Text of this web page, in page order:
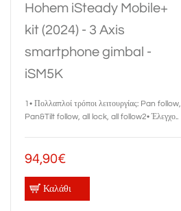
Hohem iSteady Mobile+
kit (2024) - 3 Axis
smartphone gimbal -
iSM5K
1• Πολλαπλοί τρόποι λειτουργίας: Pan follow,
Pan&Tilt follow, all lock, all follow2• Έλεγχο..
94,90€
Καλάθι